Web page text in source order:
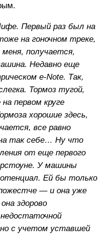
Первый раз был на
на гоночном треке,
получается,
Недавно еще
e-Note. Так,
Тормоз тугой,
первом круге
хорошие здесь,
все равно
так себе… Ну что
от еще первого
У машины
Ей бы только
— и она уже
здорово
с учетом уставшей